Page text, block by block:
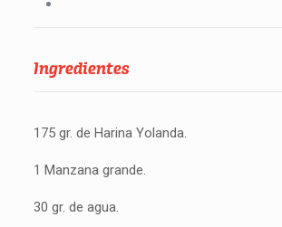
Ingredientes
175 gr. de Harina Yolanda.
1 Manzana grande.
30 gr. de agua.